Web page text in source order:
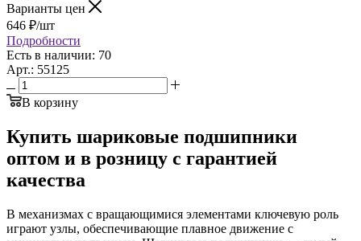
Варианты цен
646 ₽/шт
Подробности
Есть в наличии: 70
Арт.: 55125
В корзину
Купить шариковые подшипники
оптом и в розницу с гарантией
качества
В механизмах с вращающимися элементами ключевую роль
играют узлы, обеспечивающие плавное движение с